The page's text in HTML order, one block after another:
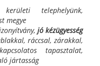
telephelyünk,
megye
jó kézügyesség
ráccsal, zárakkal,
tapasztalat,
jártasság